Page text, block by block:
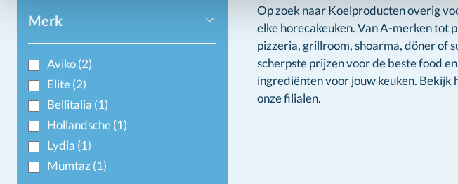
Merk
Aviko(2)
Elite(2)
Bellitalia (1)
Hollandsche(1)
Lydia (1)
Mumtaz(1)
Op zoek naar Koelproducten overig
elke horecakeuken. Van A-merken
pizzeria, grillroom, shoarma, döner of
scherpste prijzen voor de beste food
ingrediënten voor jouw keuken. Bekijk
onze filialen.